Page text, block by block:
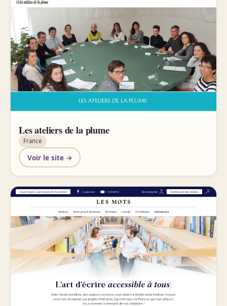
Les ateliers de la plume
France
Voir le site →